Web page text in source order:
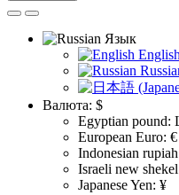
Язык
English
Валюта: $
Egyptian pound:
European Euro: €
Indonesian
Israeli new
Japanese Yen: ¥